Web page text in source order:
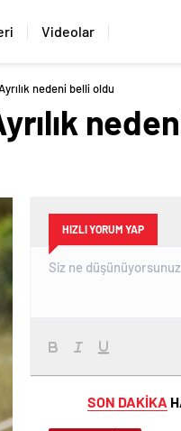
Videolar
nedeni belli oldu
HIZLI YORUM YAP
SON DAKİKA